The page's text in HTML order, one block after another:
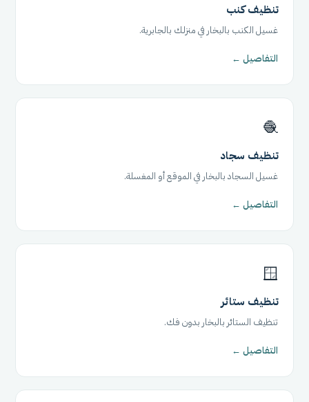
تنظيف كنب
غسيل الكنب بالبخار في منزلك بالجابرية.
التفاصيل ←
🧶
تنظيف سجاد
غسيل السجاد بالبخار في الموقع أو المغسلة.
التفاصيل ←
🪟
تنظيف ستائر
تنظيف الستائر بالبخار بدون فك.
التفاصيل ←